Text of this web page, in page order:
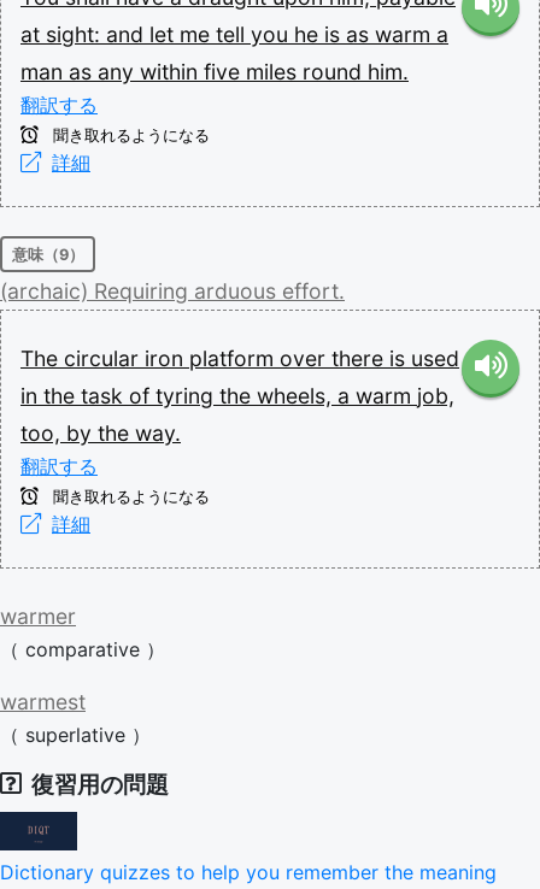
at sight: and let me tell you he is as warm a
man as any within five miles round him.
翻訳する
聞き取れるようになる
詳細
意味（9）
(archaic) Requiring arduous effort.
The circular iron platform over there is used
in the task of tyring the wheels, a warm job,
too, by the way.
翻訳する
聞き取れるようになる
詳細
warmer
（ comparative ）
warmest
（ superlative ）
復習用の問題
Dictionary quizzes to help you remember the meaning